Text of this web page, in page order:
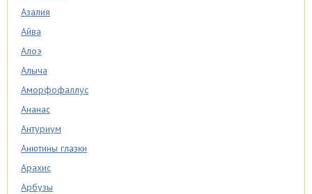
Азалия
Айва
Алоэ
Алыча
Аморфофаллус
Ананас
Антуриум
Анютины глазки
Арахис
Арбузы